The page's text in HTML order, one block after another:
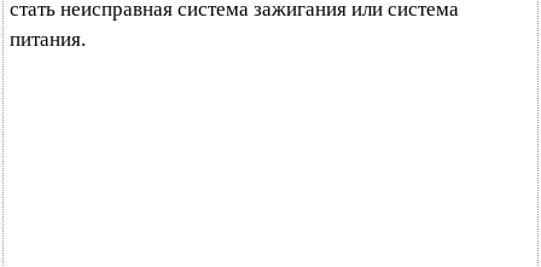
стать неисправная система зажигания или система
питания.